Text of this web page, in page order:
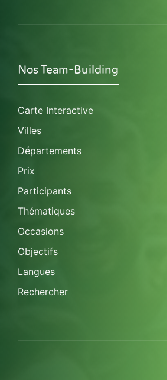
Nos Team-Building
Carte Interactive
Villes
Départements
Prix
Participants
Thématiques
Occasions
Objectifs
Langues
Rechercher